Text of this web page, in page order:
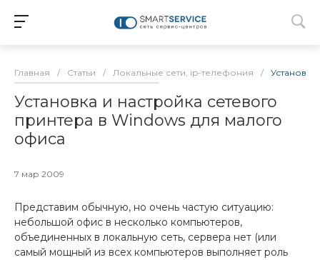
Главная / Статьи / Локальные сети, ip-телефония /
Установка и настройка сетевого
принтера в Windows для малого
офиса
7 мар 2009
Представим обычную, но очень частую ситуацию:
небольшой офис в несколько компьютеров,
объединенных в локальную сеть, сервера нет (или
самый мощный из всех компьютеров выполняет роль